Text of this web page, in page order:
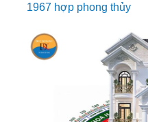
1967 hợp phong thủy